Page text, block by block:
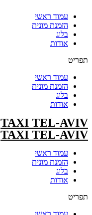
עמוד ראשי
הזמנת מונית
בלוג
אודות
תפריט
עמוד ראשי
הזמנת מונית
בלוג
אודות
TAXI TEL-AVIV
TAXI TEL-AVIV
עמוד ראשי
הזמנת מונית
בלוג
אודות
תפריט